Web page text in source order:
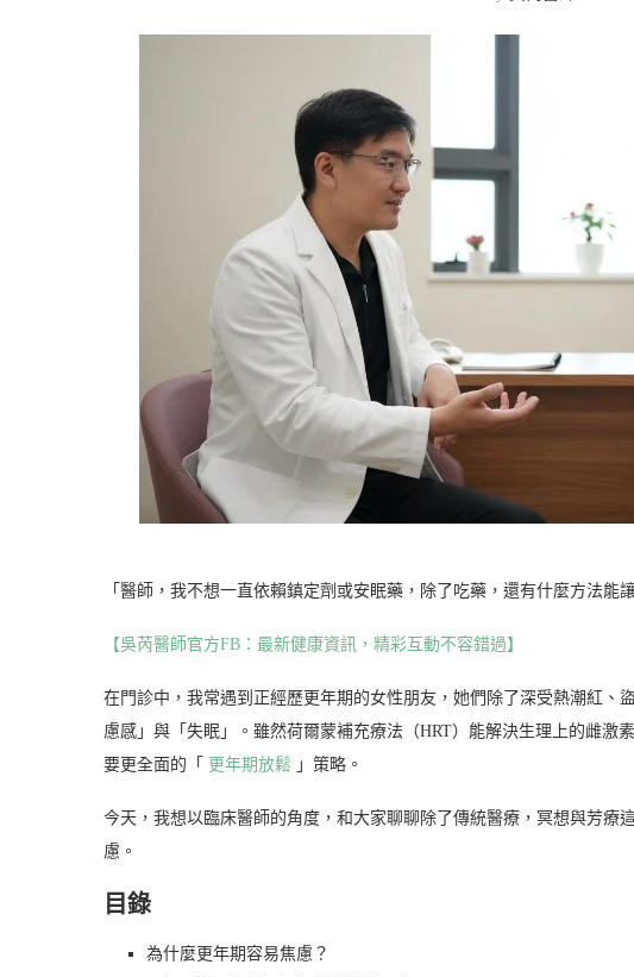
「醫師，我不想一直依賴鎮定劑或安眠藥，除了吃藥，還有什麼方法能
【吳芮醫師官方FB：最新健康資訊，精彩互動不容錯過】
在門診中，我常遇到正經歷更年期的女性朋友，她們除了深受熱潮紅、
慮感」與「失眠」。雖然荷爾蒙補充療法（HRT）能解決生理上的雌激
要更全面的「 更年期放鬆 」策略。
今天，我想以臨床醫師的角度，和大家聊聊除了傳統醫療，冥想與芳療
慮。
目錄
為什麼更年期容易焦慮？